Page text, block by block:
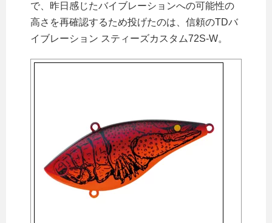
で、昨日感じたバイブレーションへの可能性の
高さを再確認するため投げたのは、信頼のTDバ
イブレーション スティーズカスタム72S-W。